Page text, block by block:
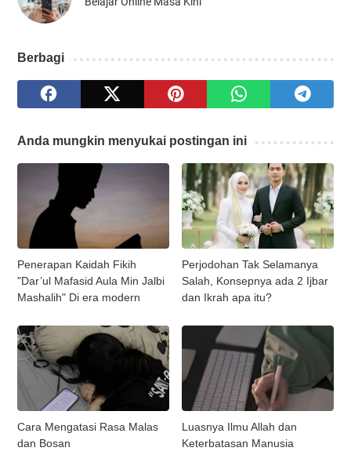
Berbagi
Anda mungkin menyukai postingan ini
Penerapan Kaidah Fikih
"Dar’ul Mafasid Aula Min Jalbi
Mashalih" Di era modern
Perjodohan Tak Selamanya
Salah, Konsepnya ada 2 Ijbar
dan Ikrah apa itu?
Cara Mengatasi Rasa Malas
dan Bosan
Luasnya Ilmu Allah dan
Keterbatasan Manusia